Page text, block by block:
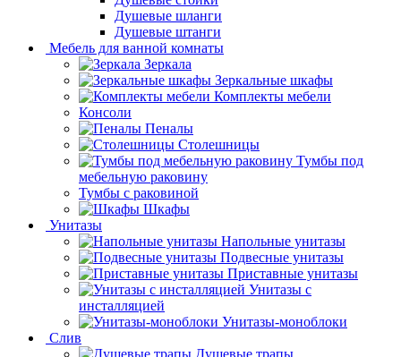
Душевые шланги
Душевые штанги
Мебель для ванной комнаты
Зеркала
Зеркальные шкафы
Комплекты мебели
Консоли
Пеналы
Столешницы
Тумбы под
мебельную раковину
Тумбы с раковиной
Шкафы
Унитазы
Напольные унитазы
Подвесные унитазы
Приставные унитазы
Унитазы с
инсталляцией
Унитазы-моноблоки
Слив
Душевые трапы